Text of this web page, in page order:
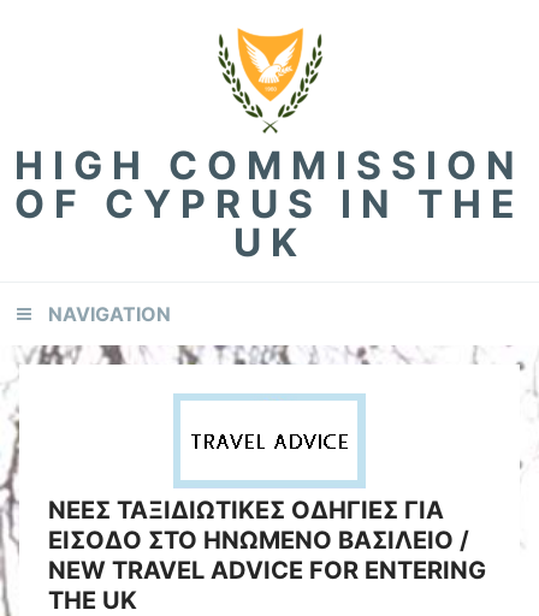
HIGH COMMISSION
OF CYPRUS IN THE
UK
NAVIGATION
ΝΕΕΣ ΤΑΞΙΔΙΩΤΙΚΕΣ ΟΔΗΓΙΕΣ ΓΙΑ
ΕΙΣΟΔΟ ΣΤΟ ΗΝΩΜΕΝΟ ΒΑΣΙΛΕΙΟ /
NEW TRAVEL ADVICE FOR ENTERING
THE UK